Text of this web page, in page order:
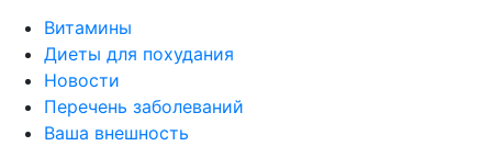
Витамины
Диеты для похудания
Новости
Перечень заболеваний
Ваша внешность